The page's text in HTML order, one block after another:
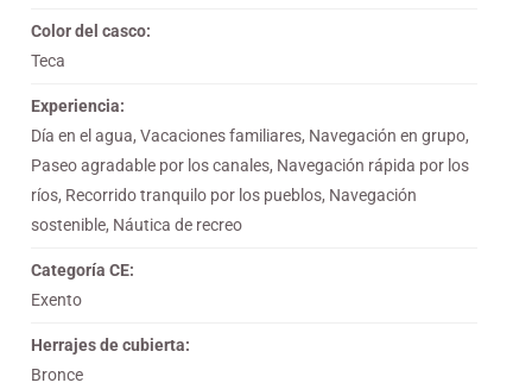
Color del casco:
Teca
Experiencia:
Día en el agua, Vacaciones familiares, Navegación en grupo,
Paseo agradable por los canales, Navegación rápida por los
ríos, Recorrido tranquilo por los pueblos, Navegación
sostenible, Náutica de recreo
Categoría CE:
Exento
Herrajes de cubierta:
Bronce